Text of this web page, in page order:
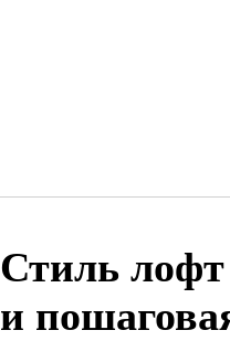
Стиль лофт
и